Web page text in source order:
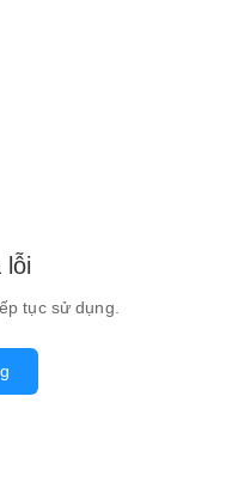
lỗi
tục sử dụng.